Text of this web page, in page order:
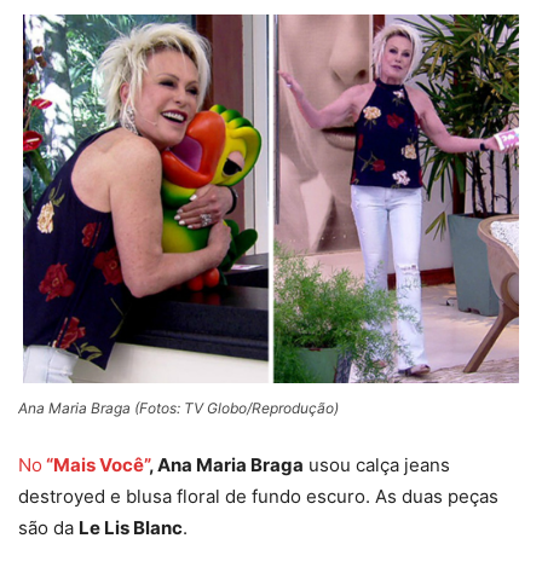
Ana Maria Braga (Fotos: TV Globo/Reprodução)
No “Mais Você”, Ana Maria Braga usou calça jeans
destroyed e blusa floral de fundo escuro. As duas peças
são da Le Lis Blanc.